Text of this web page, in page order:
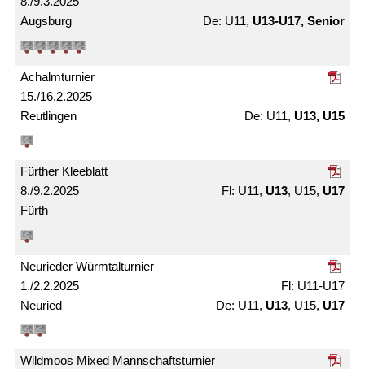
Augsburg U11, U13-U17, Senior
15./16.2.2025
Achalm­turnier
Reutlingen U11, U13, U15
8./9.2.2025
Fürther Kleeblatt
Fürth
U11, U13, U15, U17
1./2.2.2025
Neurieder Würmtal­turnier
Neuried
U11-U17
U11, U13, U15, U17
Wildmoos Mixed Mann­schafts­turnier